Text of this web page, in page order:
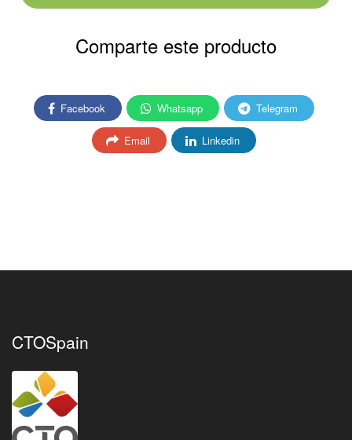
Comparte este producto
Facebook Whatsapp Telegram
Email Linkedin
CTOSpain